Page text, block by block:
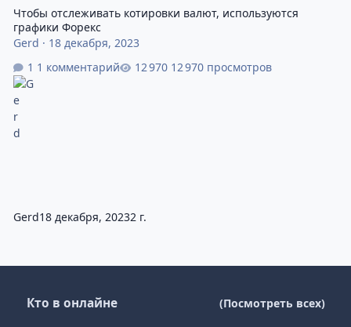
Чтобы отслеживать котировки валют, используются
графики Форекс
Gerd · 18 декабря, 2023
1 комментарий
12 970 просмотров
Gerd18 декабря, 20232 г.
Кто в онлайне (Посмотреть всех)